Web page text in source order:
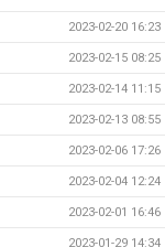
2023-02-20 16:23
2023-02-15 08:25
2023-02-14 11:15
2023-02-13 08:55
2023-02-06 17:26
2023-02-04 12:24
2023-02-01 16:46
2023-01-29 14:34